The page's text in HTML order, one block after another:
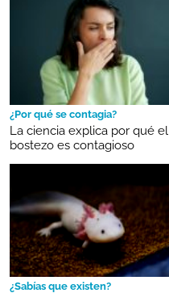
¿Por qué se contagia?
La ciencia explica por qué el
bostezo es contagioso
¿Sabías que existen?